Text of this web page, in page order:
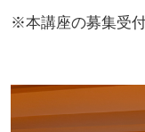
※本講座の募集受